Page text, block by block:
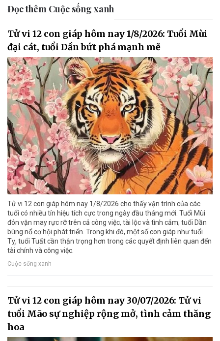
Đọc thêm Cuộc sống xanh
Tử vi 12 con giáp hôm nay 1/8/2026: Tuổi Mùi
đại cát, tuổi Dần bứt phá mạnh mẽ
Tử vi 12 con giáp hôm nay 1/8/2026 cho thấy vận trình của các
tuổi có nhiều tín hiệu tích cực trong ngày đầu tháng mới. Tuổi Mùi
đón vận may rực rỡ trên cả công việc, tài lộc và tình cảm; tuổi Dần
bùng nổ cơ hội phát triển. Trong khi đó, một số con giáp như tuổi
Tỵ, tuổi Tuất cần thận trọng hơn trong các quyết định liên quan đến
tài chính và công việc.
Cuộc sống xanh
Tử vi 12 con giáp hôm nay 30/07/2026: Tử vi
tuổi Mão sự nghiệp rộng mở, tình cảm thăng
hoa